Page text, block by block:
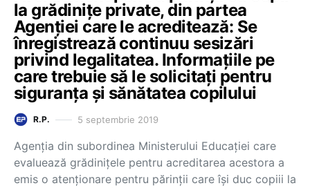
la grădinițe private, din partea
Agenției care le acreditează: Se
înregistrează continuu sesizări
privind legalitatea. Informațiile pe
care trebuie să le solicitați pentru
siguranța și sănătatea copilului
R.P. 5 septembrie 2019
Agenția din subordinea Ministerului Educației care
evaluează grădinițele pentru acreditarea acestora a
emis o atenționare pentru părinții care își duc copiii la